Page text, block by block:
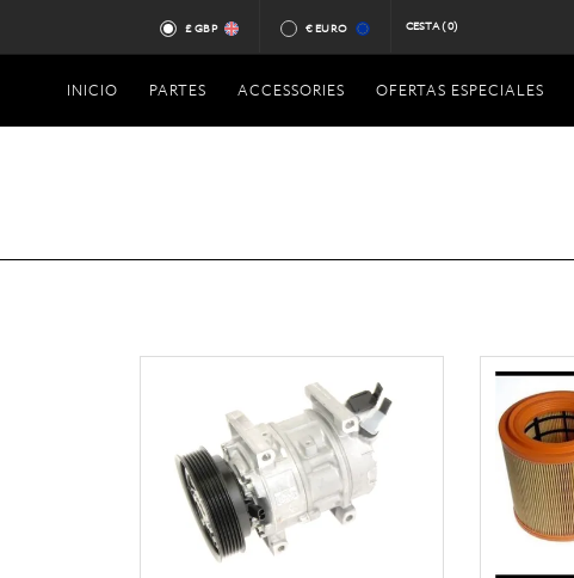
£ GBP € EURO CESTA(0)
INICIO PARTES ACCESSORIES OFERTAS ESPECIALES